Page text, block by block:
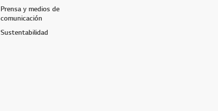
Prensa y medios de
comunicación
Sustentabilidad